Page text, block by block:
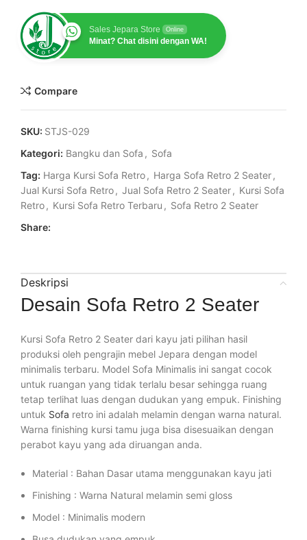
Sales Jepara Store Online
Minat? Chat disini dengan WA!
Compare
SKU: STJS-029
Kategori: Bangku dan Sofa , Sofa
Tag: Harga Kursi Sofa Retro, Harga Sofa Retro 2 Seater,
Jual Kursi Sofa Retro, Jual Sofa Retro 2 Seater, Kursi Sofa
Retro, Kursi Sofa Retro Terbaru , Sofa Retro 2 Seater
Share:
Deskripsi
Desain Sofa Retro 2 Seater
Kursi Sofa Retro 2 Seater dari kayu jati pilihan hasil
produksi oleh pengrajin mebel Jepara dengan model
minimalis terbaru. Model Sofa Minimalis ini sangat cocok
untuk ruangan yang tidak terlalu besar sehingga ruang
tetap terlihat luas dengan dudukan yang empuk. Finishing
untuk Sofa retro ini adalah melamin dengan warna natural.
Warna finishing kursi tamu juga bisa disesuaikan dengan
perabot kayu yang ada diruangan anda.
Material : Bahan Dasar utama menggunakan kayu jati
Finishing : Warna Natural melamin semi gloss
Model : Minimalis modern